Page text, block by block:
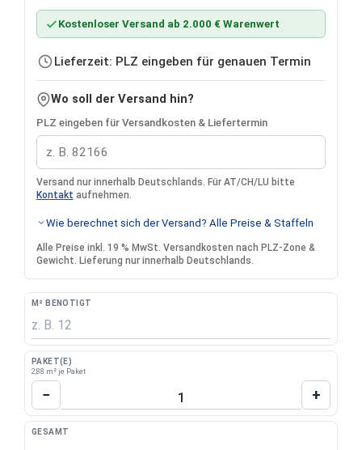
Kostenloser Versand ab 2.000 € Warenwert
Lieferzeit: PLZ eingeben für genauen Termin
Wo soll der Versand hin?
PLZ eingeben für Versandkosten & Liefertermin
Versand nur innerhalb Deutschlands. Für AT/CH/LU bitte
Kontakt aufnehmen.
Wie berechnet sich der Versand? Alle Preise & Staffeln
Alle Preise inkl. 19 % MwSt. Versandkosten nach PLZ-Zone &
Gewicht. Lieferung nur innerhalb Deutschlands.
M² BENÖTIGT
PAKET(E)
2,88 m² je Paket
Produkt Anzahl: Gib den gewünschten
− +
GESAMT